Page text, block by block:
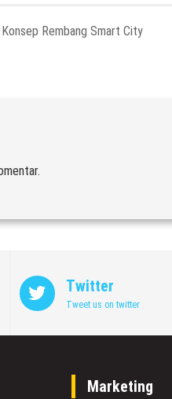
Rembang Smart City
Twitter
Tweet us on twitter
Marketing